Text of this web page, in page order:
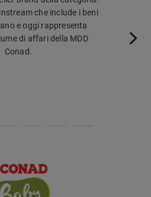
che include i beni
e oggi rappresenta
di affari della MDD
Conad.
da